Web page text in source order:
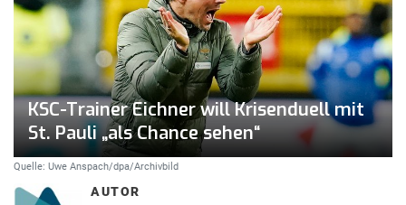
KSC-Trainer Eichner will Krisenduell mit
St. Pauli „als Chance sehen“
Quelle: Uwe Anspach/dpa/Archivbild
AUTOR